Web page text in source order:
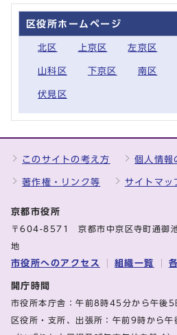
区役所ホームページ
北区 上京区 左京区
山科区 下京区 南区
伏見区
このサイトの考え方 個人情報
著作権・リンク等 サイトマッ
京都市役所
〒604-8571 京都市中京区寺町通御
地
市役所へのアクセス 組織一覧
開庁時間
市役所本庁舎：午前8時45分から午
区役所・支所、出張所：午前9時から